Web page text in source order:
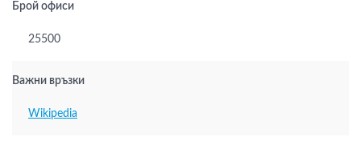
Брой офиси
25500
Важни връзки
Wikipedia